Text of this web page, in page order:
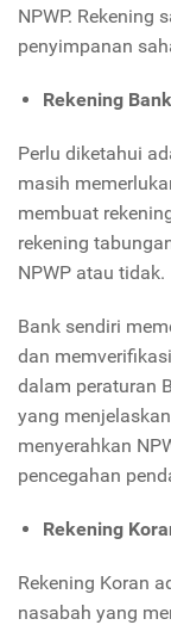
NPWP. Rekening
penyimpanan
Rekening Bank
Perlu diketahui
masih
membuat
rekening
NPWP atau tidak.
Bank sendiri
dan
dalam peraturan
yang
menyerahkan
pencegahan
Rekening
Rekening Koran
nasabah yang